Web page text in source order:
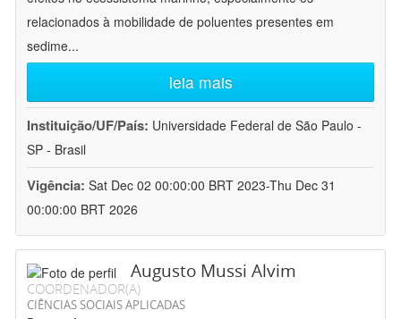
relacionados à mobilidade de poluentes presentes em
sedime...
leia mais
Instituição/UF/País: Universidade Federal de São Paulo -
SP - Brasil
Vigência: Sat Dec 02 00:00:00 BRT 2023-Thu Dec 31
00:00:00 BRT 2026
Augusto Mussi Alvim
COORDENADOR(A)
CIÊNCIAS SOCIAIS APLICADAS